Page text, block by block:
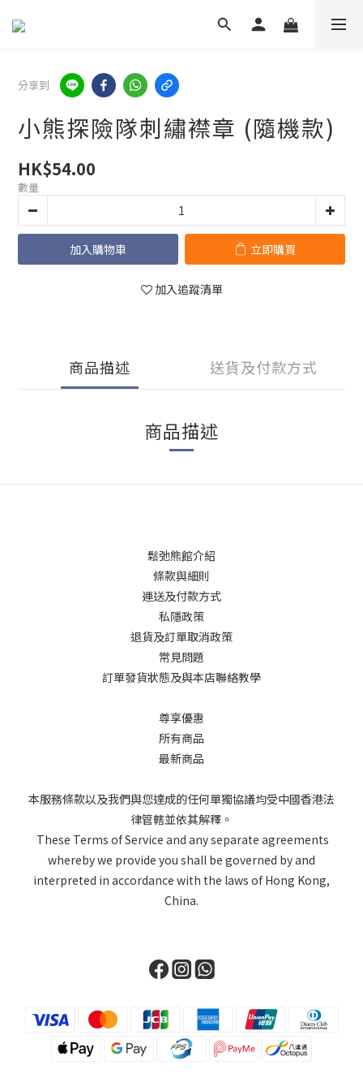
分享到
小熊探險隊刺繡襟章 (隨機款)
HK$54.00
數量
加入購物車 立即購買
加入追蹤清單
商品描述 送貨及付款方式
商品描述
鬆弛熊館介紹
條款與細則
運送及付款方式
私隱政策
退貨及訂單取消政策
常見問題
訂單發貨狀態及與本店聯絡教學
尊享優惠
所有商品
最新商品
本服務條款以及我們與您達成的任何單獨協議均受中國香港法
律管轄並依其解釋。
These Terms of Service and any separate agreements
whereby we provide you shall be governed by and
interpreted in accordance with the laws of Hong Kong,
China.